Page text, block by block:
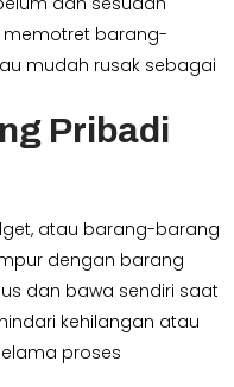
memotret barang-
mudah rusak sebagai
Pribadi
atau barang-barang
dengan barang
dan bawa sendiri saat
kehilangan atau
proses